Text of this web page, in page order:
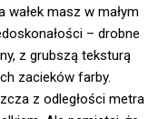
wałek masz w małym
– drobne
z grubszą teksturą
zacieków farby.
z odległości metra